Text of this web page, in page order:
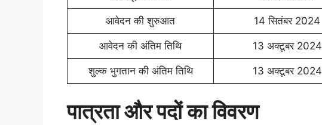
आवेदन की शुरुआत 14 सितंबर 2024
आवेदन की अंतिम तिथि 13 अक्टूबर 2024
शुल्क भुगतान की अंतिम तिथि 13 अक्टूबर 2024
पात्रता और पदों का विवरण